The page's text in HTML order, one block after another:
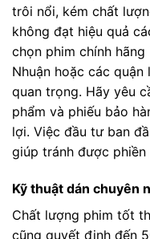
trôi nổi, kém chất
không đạt hiệu quả
chọn phim chính
Nhuận hoặc các quận
quan trọng. Hãy yêu
phẩm và phiếu bảo
lợi. Việc đầu tư ban
giúp tránh được
Kỹ thuật dán chuyên
Chất lượng phim tốt
cũng quyết định đến